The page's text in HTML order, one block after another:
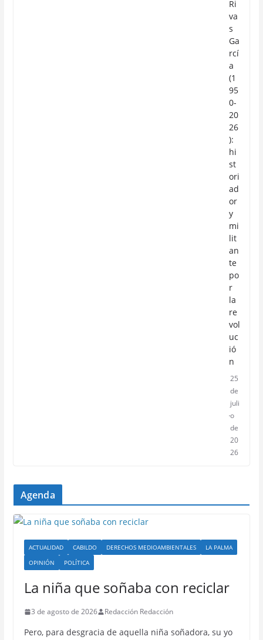
Ri
va
s
Ga
rcí
a
(1
95
0-
20
26
):
hi
st
ori
ad
or
y
mi
lit
an
te
po
r
la
re
vol
uc
ió
n
25
de
juli
o
de
20
26
Agenda
ACTUALIDAD CABILDO DERECHOS MEDIOAMBIENTALES
LA PALMA
OPINIÓN
POLÍTICA
La niña que soñaba con reciclar
3 de agosto de 2026 Redacción Redacción
Pero, para desgracia de aquella niña soñadora, su yo